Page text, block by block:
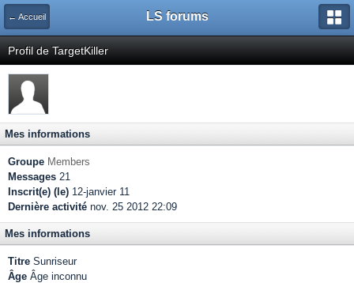
← Accueil LS forums
Profil de TargetKiller
Mes informations
Groupe Members
Messages 21
Inscrit(e) (le) 12-janvier 11
Dernière activité nov. 25 2012 22:09
Mes informations
Titre Sunriseur
Âge Âge inconnu